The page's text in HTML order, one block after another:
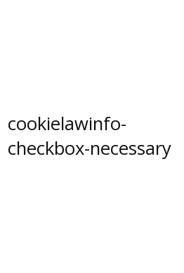
cookielawinfo-
checkbox-necessary